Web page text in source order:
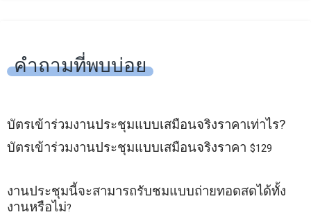
คำถามที่พบบ่อย
บัตรเข้าร่วมงานประชุมแบบเสมือนจริงราคาเท่าไร?
บัตรเข้าร่วมงานประชุมแบบเสมือนจริงราคา $129
งานประชุมนี้จะสามารถรับชมแบบถ่ายทอดสดได้ทั้ง
งานหรือไม่?